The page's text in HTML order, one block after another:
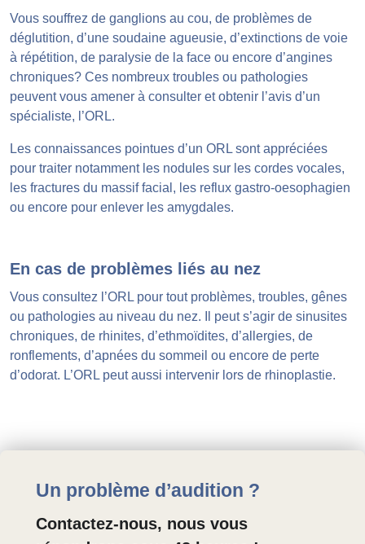
En cas de problèmes liés au nez
Vous consultez l’ORL pour tout problèmes, troubles, gênes
ou pathologies au niveau du nez. Il peut s’agir de sinusites
chroniques, de rhinites, d’ethmoïdites, d’allergies, de
ronflements, d’apnées du sommeil ou encore de perte
d’odorat. L’ORL peut aussi intervenir lors de rhinoplastie.
Vous souffrez de ganglions au cou, de problèmes de
déglutition, d’une soudaine agueusie, d’extinctions de voie
à répétition, de paralysie de la face ou encore d’angines
chroniques? Ces nombreux troubles ou pathologies
peuvent vous amener à consulter et obtenir l’avis d’un
spécialiste, l’ORL.
Les connaissances pointues d’un ORL sont appréciées
pour traiter notamment les nodules sur les cordes vocales,
les fractures du massif facial, les reflux gastro-oesophagien
ou encore pour enlever les amygdales.
Un problème d’audition ?
Contactez-nous, nous vous